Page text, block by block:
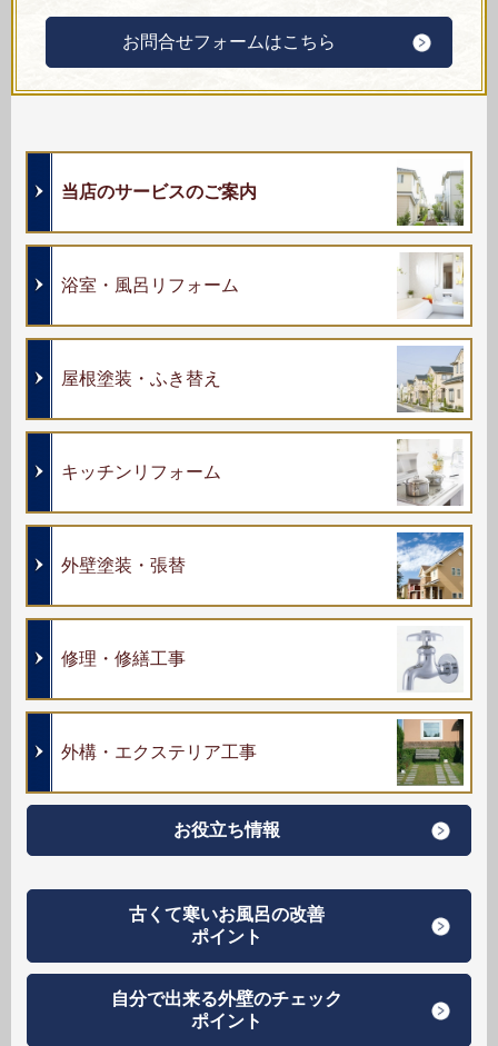
お問合せフォームはこちら
当店のサービスのご案内
浴室・風呂リフォーム
屋根塗装・ふき替え
キッチンリフォーム
外壁塗装・張替
修理・修繕工事
外構・エクステリア工事
お役立ち情報
古くて寒いお風呂の改善
ポイント
自分で出来る外壁のチェック
ポイント